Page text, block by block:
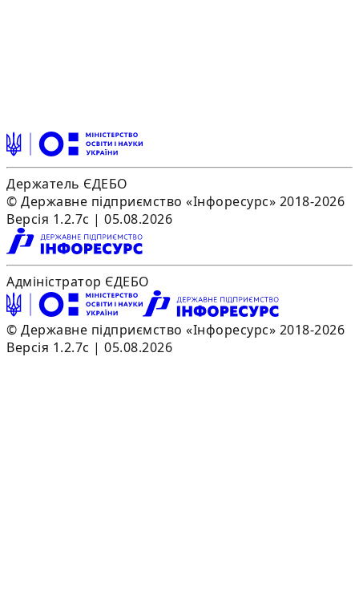
Держатель ЄДЕБО
© Державне підприємство «Інфоресурс» 2018-2026
Версія 1.2.7c | 05.08.2026
Адміністратор ЄДЕБО
© Державне підприємство «Інфоресурс» 2018-2026
Версія 1.2.7c | 05.08.2026